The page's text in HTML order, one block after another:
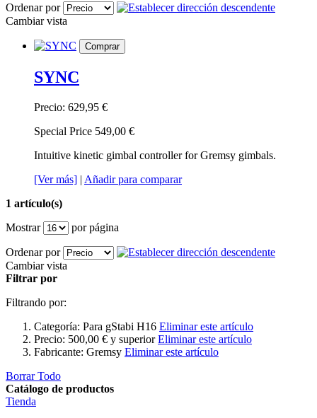
Ordenar por
Cambiar vista
Comprar
SYNC
Precio: 629,95 €
Special Price 549,00 €
Intuitive kinetic gimbal controller for Gremsy gimbals.
[Ver más] | Añadir para comparar
1 artículo(s)
Mostrar
por página
Ordenar por
Cambiar vista
Filtrar por
Filtrando por:
Categoría: Para gStabi H16 Eliminar este artículo
Precio: 500,00 € y superior Eliminar este artículo
Fabricante: Gremsy Eliminar este artículo
Borrar Todo
Catálogo de productos
Tienda